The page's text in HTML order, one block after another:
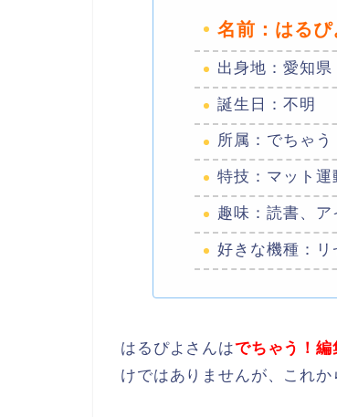
名前：はるぴ
出身地：愛知県
誕生日：不明
所属：でちゃう
特技：マット運
趣味：読書、ア
好きな機種：
はるぴよさんはでちゃう！編
けではありませんが、これか